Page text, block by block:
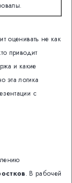
оценивать не как
приводит
и какие
эта логика
с
. В рабочей